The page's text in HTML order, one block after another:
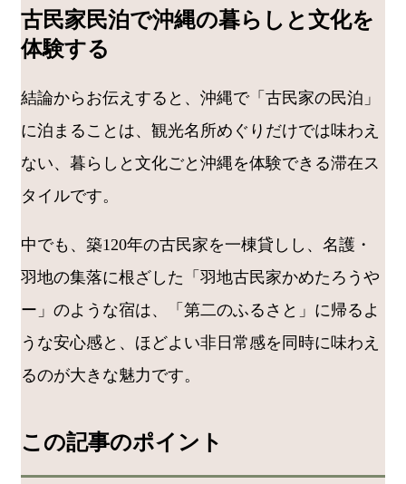
古民家民泊で沖縄の暮らしと文化を
体験する
結論からお伝えすると、沖縄で「古民家の民泊」
に泊まることは、観光名所めぐりだけでは味わえ
ない、暮らしと文化ごと沖縄を体験できる滞在ス
タイルです。
中でも、築120年の古民家を一棟貸しし、名護・
羽地の集落に根ざした「羽地古民家かめたろうや
ー」のような宿は、「第二のふるさと」に帰るよ
うな安心感と、ほどよい非日常感を同時に味わえ
るのが大きな魅力です。
この記事のポイント